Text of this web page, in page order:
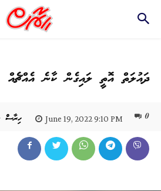
ދައުލަތް އޮތީ ލައިގެން ކާނެ އެއްޗެއް
ހިރާސް June 19, 2022 9:10 PM 0